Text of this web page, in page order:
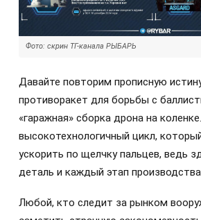
Фото: скрин ТГ-канала РЫБАРЬ
Давайте повторим прописную
противоракет для борьбы с
«гаражная» сборка дрона на
высокотехнологичный цикл,
ускорить по щелчку пальцев, ведь
деталь и каждый этап
Любой, кто следит за рынком